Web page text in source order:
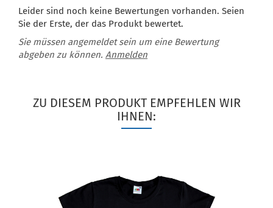
Leider sind noch keine Bewertungen vorhanden. Seien
Sie der Erste, der das Produkt bewertet.
Sie müssen angemeldet sein um eine Bewertung
abgeben zu können. Anmelden
ZU DIESEM PRODUKT EMPFEHLEN WIR
IHNEN: